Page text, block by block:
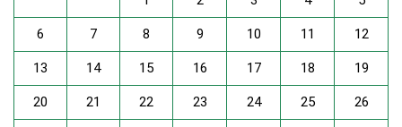
6 7 8 9 10 11 12
13 14 15 16 17 18 19
20 21 22 23 24 25 26